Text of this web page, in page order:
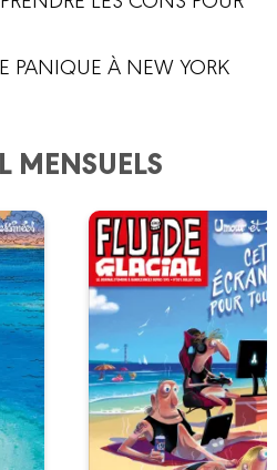
PANIQUE À NEW YORK
MENSUELS